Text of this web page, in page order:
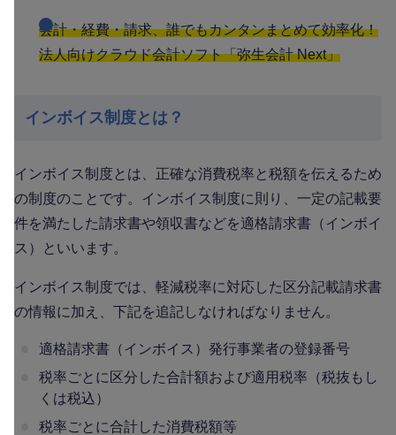
会計・経費・請求、誰でもカンタンまとめて効率化！
法人向けクラウド会計ソフト「弥生会計 Next」
インボイス制度とは？
インボイス制度とは、正確な消費税率と税額を伝えるため
の制度のことです。インボイス制度に則り、一定の記載要
件を満たした請求書や領収書などを適格請求書（インボイ
ス）といいます。
インボイス制度では、軽減税率に対応した区分記載請求書
の情報に加え、下記を追記しなければなりません。
適格請求書（インボイス）発行事業者の登録番号
税率ごとに区分した合計額および適用税率（税抜もし
くは税込）
税率ごとに合計した消費税額等